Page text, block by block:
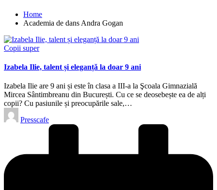
Home
Academia de dans Andra Gogan
Posted
Copii super
Izabela Ilie, talent și eleganță la doar 9 ani
Izabela Ilie are 9 ani și este în clasa a III-a la Şcoala Gimnazială
Mircea Sântimbreanu din București. Cu ce se deosebește ea de alți
copii? Cu pasiunile și preocupările sale,…
Posted
by
Presscafe